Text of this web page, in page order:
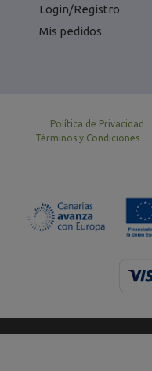
Login/Registro
Mis pedidos
Política de Privacidad
Términos y Condiciones